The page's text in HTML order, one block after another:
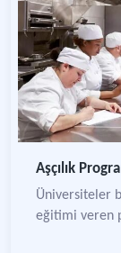
Aşçılık
Üniversiteler
eğitimi veren